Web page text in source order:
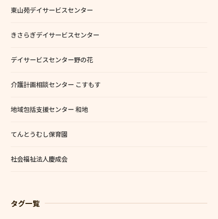
東山苑デイサービスセンター
きさらぎデイサービスセンター
デイサービスセンター野の花
介護計画相談センター こすもす
地域包括支援センター 和地
てんとうむし保育園
社会福祉法人慶成会
タグ一覧